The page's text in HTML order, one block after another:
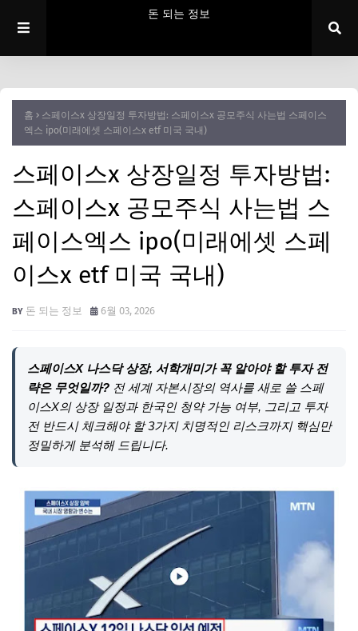
돈 되는 정보
홈
스페이스x 상장일정 투자방법: 스페이스x 공모주식 사는법 스페이스
엑스 ipo(미래에셋 스페이스x etf 미국 국내)
스페이스x 상장일정 투자방법:
스페이스x 공모주식 사는법 스
페이스엑스 ipo(미래에셋 스페
이스x etf 미국 국내)
돈 되는 정보 6월 03, 2026
스페이스X 나스닥 상장, 서학개미가 꼭 알아야 할 투자 전
략은 무엇일까? 전 세계 자본시장의 역사를 새로 쓸 스페
이스X의 상장 일정과 한국인 청약 가능 여부, 그리고 투자
전 반드시 체크해야 할 3가지 치명적인 리스크까지 핵심만
정밀하게 분석해 드립니다.